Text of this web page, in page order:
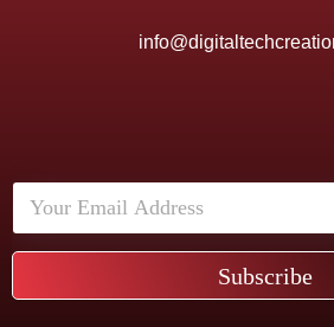
Subscribe